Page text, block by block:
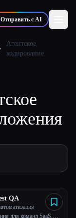
Отправить с AI
Агентское
кодирование
QA
для команд SaaS,